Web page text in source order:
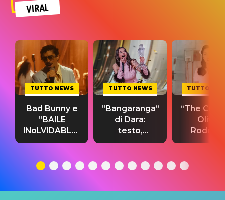
VIRAL
TUTTO NEWS
Bad Bunny e
“BAILE
INoLVIDABLE”:
testo,
significato
TUTTO NEWS
“Bangaranga”
di Dara:
testo,
traduzione e
del singolo
TUTTO
“The
Olivia
testo,